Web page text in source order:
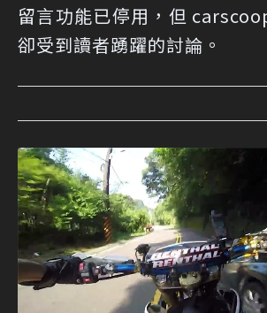
留言功能已停用，但
卻受到讀者踴躍的討論。